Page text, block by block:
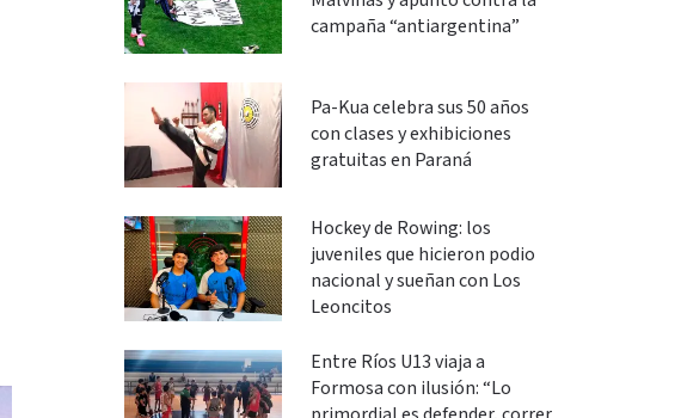
campaña “antiargentina”
Pa-Kua celebra sus 50 años
con clases y exhibiciones
gratuitas en Paraná
Hockey de Rowing: los
juveniles que hicieron podio
nacional y sueñan con Los
Leoncitos
Entre Ríos U13 viaja a
Formosa con ilusión: “Lo